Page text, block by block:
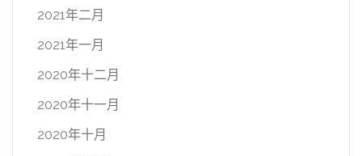
2021年二月
2021年一月
2020年十二月
2020年十一月
2020年十月